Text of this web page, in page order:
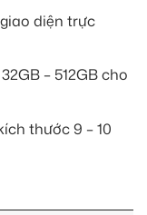
diện trực
– 512GB cho
thước 9 – 10